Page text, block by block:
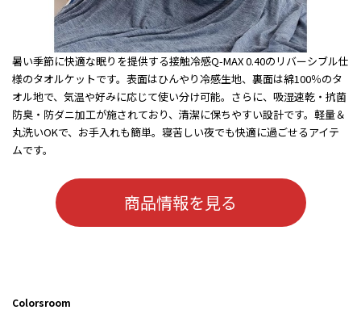
暑い季節に快適な眠りを提供する接触冷感Q-MAX 0.40のリバーシブル仕
様のタオルケットです。表面はひんやり冷感生地、裏面は綿100％のタ
オル地で、気温や好みに応じて使い分け可能。さらに、吸湿速乾・抗菌
防臭・防ダニ加工が施されており、清潔に保ちやすい設計です。軽量＆
丸洗いOKで、お手入れも簡単。寝苦しい夜でも快適に過ごせるアイテ
ムです。
商品情報を見る
Colorsroom